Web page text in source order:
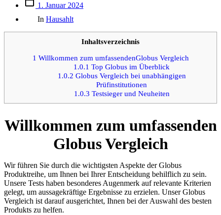
Beitrags
des
Beitrags
1. Januar 2024
In Hausahlt
Inhaltsverzeichnis
1 Willkommen zum umfassendenGlobus Vergleich
1.0.1 Top Globus im Überblick
1.0.2 Globus Vergleich bei unabhängigen
Prüfinstitutionen
1.0.3 Testsieger und Neuheiten
Willkommen zum umfassenden
Globus Vergleich
Wir führen Sie durch die wichtigsten Aspekte der Globus
Produktreihe, um Ihnen bei Ihrer Entscheidung behilflich zu sein.
Unsere Tests haben besonderes Augenmerk auf relevante Kriterien
gelegt, um aussagekräftige Ergebnisse zu erzielen. Unser Globus
Vergleich ist darauf ausgerichtet, Ihnen bei der Auswahl des besten
Produkts zu helfen.